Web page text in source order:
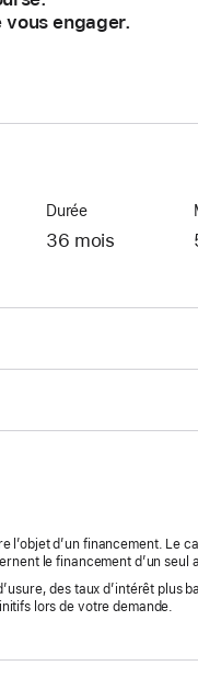
engager.
Durée
36 mois
l’objet d’un financement. Le
le financement d’un seul
des taux d’intérêt plus
lors de votre demande.